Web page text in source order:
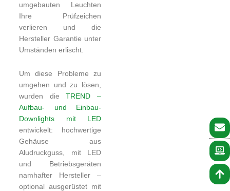
umgebauten Leuchten
Ihre Prüfzeichen
verlieren und die
Hersteller Garantie unter
Umständen erlischt.
Um diese Probleme zu
umgehen und zu lösen,
wurden dieTREND –
Aufbau- und Einbau-
Downlights mit LED
entwickelt: hochwertige
Gehäuse aus
Aludruckguss, mit LED
und Betriebsgeräten
namhafter Hersteller –
optional ausgerüstet mit